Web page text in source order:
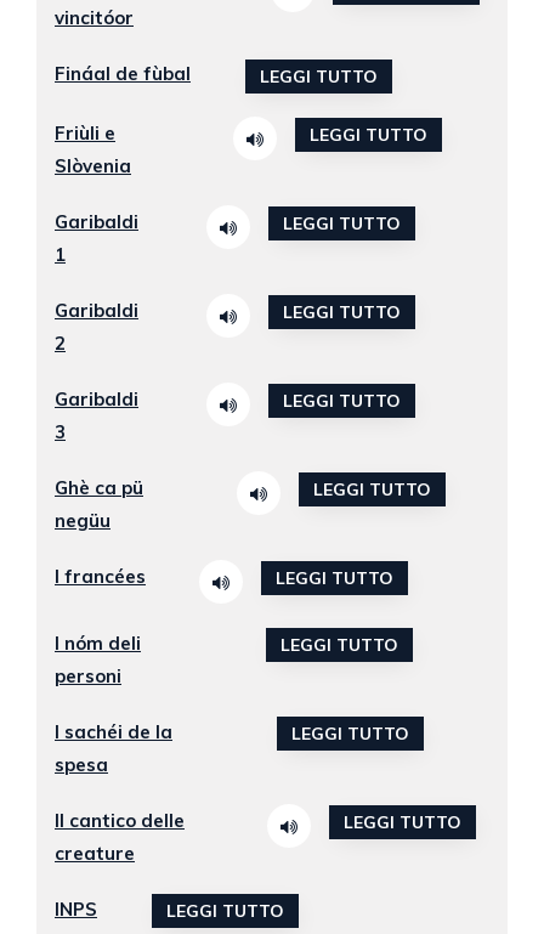
vincitóor
Fináal de fùbal LEGGI TUTTO
Friùli e
Slòvenia
LEGGI TUTTO
Garibaldi
1
LEGGI TUTTO
Garibaldi
2
LEGGI TUTTO
Garibaldi
3
LEGGI TUTTO
Ghè ca pü
negüu
LEGGI TUTTO
I francées LEGGI TUTTO
I nóm deli
personi
LEGGI TUTTO
I sachéi de la
spesa
LEGGI TUTTO
Il cantico delle
creature
LEGGI TUTTO
INPS LEGGI TUTTO